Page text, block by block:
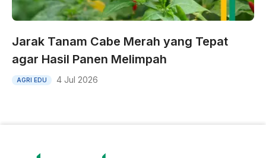
Jarak Tanam Cabe Merah yang Tepat
agar Hasil Panen Melimpah
AGRI EDU 4 Jul 2026